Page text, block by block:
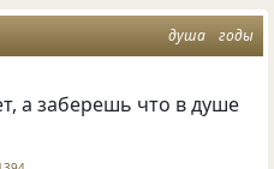
душа годы
а заберешь что в душе